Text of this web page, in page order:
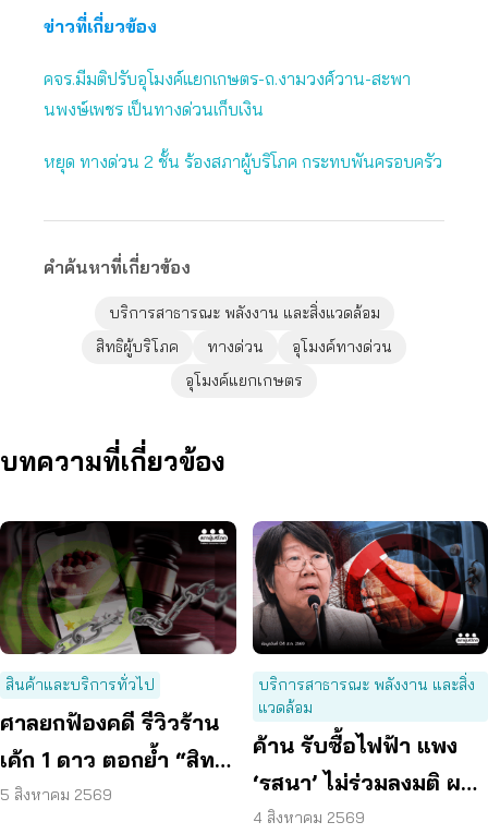
ข่าวที่เกี่ยวข้อง
คจร.มีมติปรับอุโมงค์แยกเกษตร-ถ.งามวงศ์วาน-สะพา
นพงษ์เพชร เป็นทางด่วนเก็บเงิน
หยุด ทางด่วน 2 ชั้น ร้องสภาผู้บริโภค กระทบพันครอบครัว
คำค้นหาที่เกี่ยวข้อง
บริการสาธารณะ พลังงาน และสิ่งแวดล้อม
สิทธิผู้บริโภค
ทางด่วน
อุโมงค์ทางด่วน
อุโมงค์แยกเกษตร
บทความที่เกี่ยวข้อง
สินค้าและบริการทั่วไป
ศาลยกฟ้องคดี รีวิวร้าน
เค้ก 1 ดาว ตอกย้ำ “สิทธิ
ผู้บริโภค” แสดงความคิด
5 สิงหาคม 2569
บริการสาธารณะ พลังงาน และสิ่ง
แวดล้อม
ค้าน รับซื้อไฟฟ้า แพง
‘รสนา’ ไม่ร่วมลงมติ ผลัก
ผู้บริโภค “แบก”
4 สิงหาคม 2569